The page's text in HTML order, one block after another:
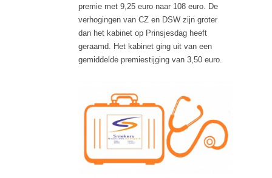
premie met 9,25 euro naar 108 euro. De
verhogingen van CZ en DSW zijn groter
dan het kabinet op Prinsjesdag heeft
geraamd. Het kabinet ging uit van een
gemiddelde premiestijging van 3,50 euro.